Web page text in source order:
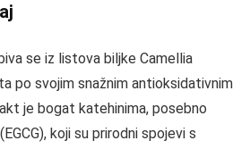
se iz listova biljke Camellia
po svojim snažnim antioksidativnim
je bogat katehinima, posebno
koji su prirodni spojevi s